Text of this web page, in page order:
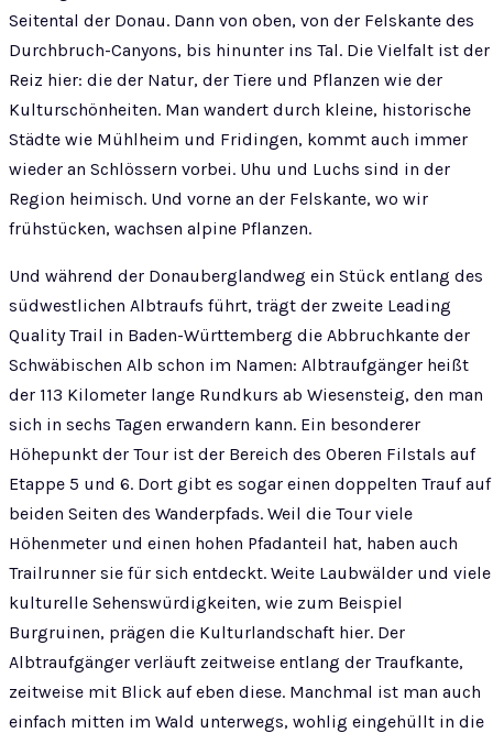
Seitental der Donau. Dann von oben, von der Felskante des
Durchbruch-Canyons, bis hinunter ins Tal. Die Vielfalt ist der
Reiz hier: die der Natur, der Tiere und Pflanzen wie der
Kulturschönheiten. Man wandert durch kleine, historische
Städte wie Mühlheim und Fridingen, kommt auch immer
wieder an Schlössern vorbei. Uhu und Luchs sind in der
Region heimisch. Und vorne an der Felskante, wo wir
frühstücken, wachsen alpine Pflanzen.
Und während der Donauberglandweg ein Stück entlang des
südwestlichen Albtraufs führt, trägt der zweite Leading
Quality Trail in Baden-Württemberg die Abbruchkante der
Schwäbischen Alb schon im Namen: Albtraufgänger heißt
der 113 Kilometer lange Rundkurs ab Wiesensteig, den man
sich in sechs Tagen erwandern kann. Ein besonderer
Höhepunkt der Tour ist der Bereich des Oberen Filstals auf
Etappe 5 und 6. Dort gibt es sogar einen doppelten Trauf auf
beiden Seiten des Wanderpfads. Weil die Tour viele
Höhenmeter und einen hohen Pfadanteil hat, haben auch
Trailrunner sie für sich entdeckt. Weite Laubwälder und viele
kulturelle Sehenswürdigkeiten, wie zum Beispiel
Burgruinen, prägen die Kulturlandschaft hier. Der
Albtraufgänger verläuft zeitweise entlang der Traufkante,
zeitweise mit Blick auf eben diese. Manchmal ist man auch
einfach mitten im Wald unterwegs, wohlig eingehüllt in die